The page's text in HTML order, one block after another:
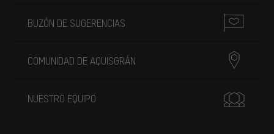
BUZÓN DE SUGERENCIAS
COMUNIDAD DE AQUISGRÁN
NUESTRO EQUIPO